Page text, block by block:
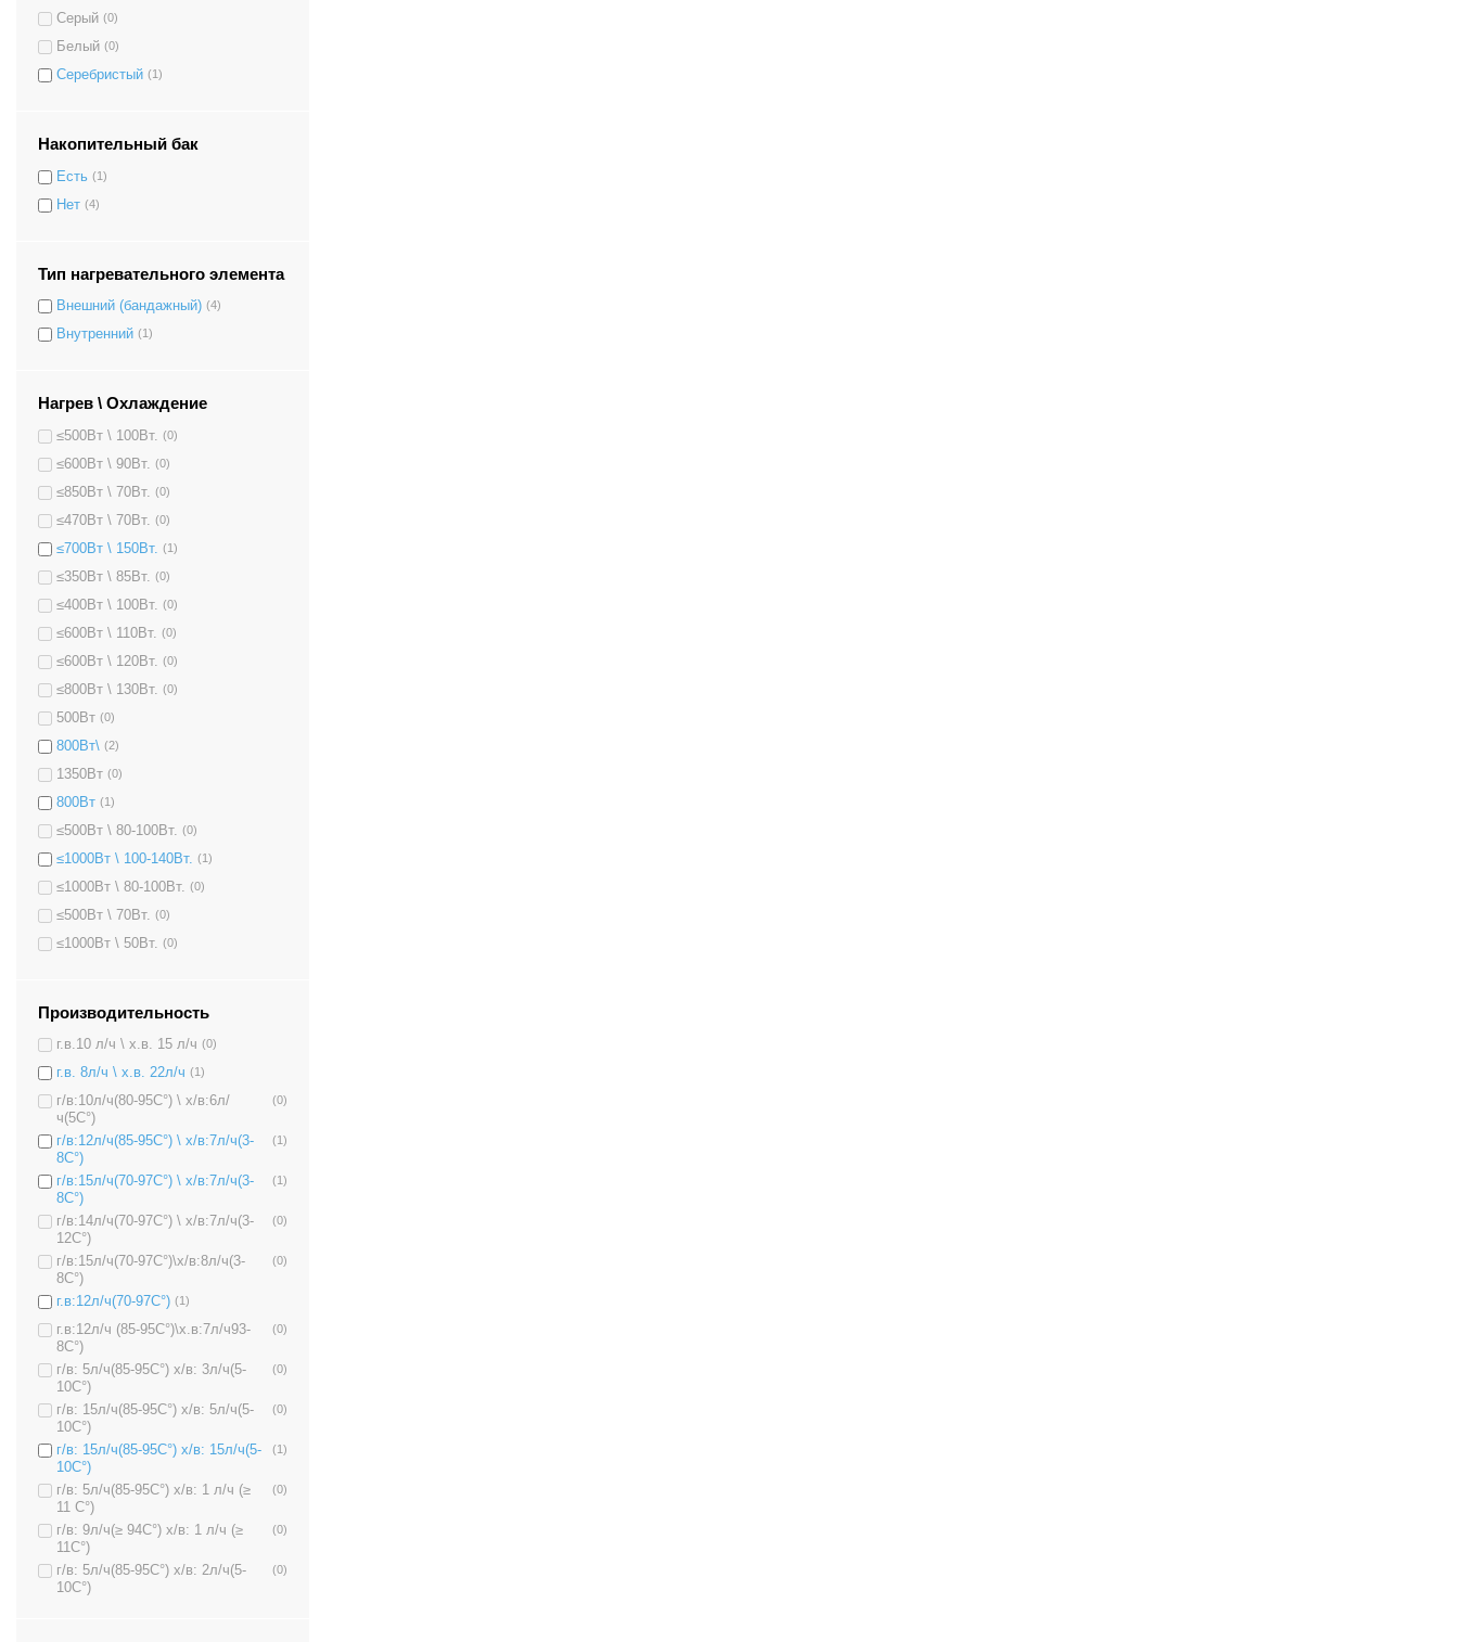
Серый (0)
Белый (0)
Серебристый (1)
Накопительный бак
Есть (1)
Нет (4)
Тип нагревательного элемента
Внешний (бандажный) (4)
Внутренний (1)
Нагрев \ Охлаждение
≤500Вт \ 100Вт. (0)
≤600Вт \ 90Вт. (0)
≤850Вт \ 70Вт. (0)
≤470Вт \ 70Вт. (0)
≤700Вт \ 150Вт. (1)
≤350Вт \ 85Вт. (0)
≤400Вт \ 100Вт. (0)
≤600Вт \ 110Вт. (0)
≤600Вт \ 120Вт. (0)
≤800Вт \ 130Вт. (0)
500Вт (0)
800Вт\ (2)
1350Вт (0)
800Вт (1)
≤500Вт \ 80-100Вт. (0)
≤1000Вт \ 100-140Вт. (1)
≤1000Вт \ 80-100Вт. (0)
≤500Вт \ 70Вт. (0)
≤1000Вт \ 50Вт. (0)
Производительность
г.в.10 л/ч \ х.в. 15 л/ч (0)
г.в. 8л/ч \ х.в. 22л/ч (1)
г/в:10л/ч(80-95C°) \ х/в:6л/
ч(5C°)
(0)
г/в:12л/ч(85-95C°) \ х/в:7л/ч(3-
8C°)
(1)
г/в:15л/ч(70-97C°) \ х/в:7л/ч(3-
8C°)
(1)
г/в:14л/ч(70-97C°) \ х/в:7л/ч(3-
12C°)
(0)
г/в:15л/ч(70-97C°)\х/в:8л/ч(3-
8C°)
(0)
г.в:12л/ч(70-97C°) (1)
г.в:12л/ч (85-95C°)\х.в:7л/ч93-
8C°)
(0)
г/в: 5л/ч(85-95C°) х/в: 3л/ч(5-
10C°)
(0)
г/в: 15л/ч(85-95C°) х/в: 5л/ч(5-
10C°)
(0)
г/в: 15л/ч(85-95C°) х/в: 15л/ч(5-
10C°)
(1)
г/в: 5л/ч(85-95C°) х/в: 1 л/ч (≥
11 C°)
(0)
г/в: 9л/ч(≥ 94C°) х/в: 1 л/ч (≥
11C°)
(0)
г/в: 5л/ч(85-95C°) х/в: 2л/ч(5-
10C°)
(0)